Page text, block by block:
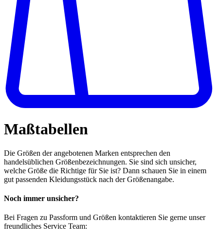
Maßtabellen
Die Größen der angebotenen Marken entsprechen den
handelsüblichen Größenbezeichnungen. Sie sind sich unsicher,
welche Größe die Richtige für Sie ist? Dann schauen Sie in einem
gut passenden Kleidungsstück nach der Größenangabe.
Noch immer unsicher?
Bei Fragen zu Passform und Größen kontaktieren Sie gerne unser
freundliches Service Team: